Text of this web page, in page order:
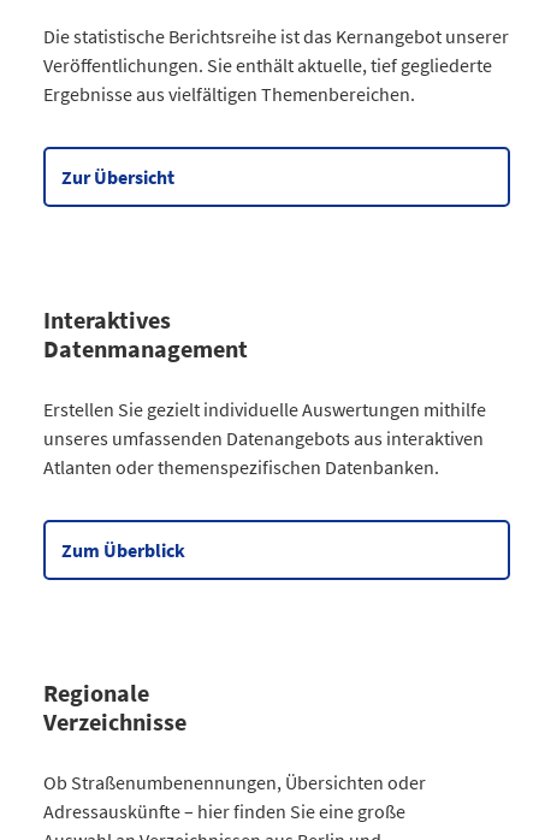
Datentabelle zum Diagramm
Kategorie
Anzahl Publikationen
Bevölkerung 30
Gesellschaft 64
Die statistische Berichtsreihe ist das Kernangebot unserer
Veröffentlichungen. Sie enthält aktuelle, tief gegliederte
Ergebnisse aus vielfältigen Themenbereichen.
Zur Übersicht
Interaktives
Datenmanagement
Datentabelle zum Diagramm
Kategorie
Atlanten
Kommunales
3
Gesellschaftliches2
Erstellen Sie gezielt individuelle Auswertungen mithilfe
unseres umfassenden Datenangebots aus interaktiven
Atlanten oder themenspezifischen Datenbanken.
Zum Überblick
Regionale
Verzeichnisse
KategorieStraßenumbenennungen Berlin
2013
7
Ob Straßenumbenennungen, Übersichten oder
Adressauskünfte – hier finden Sie eine große